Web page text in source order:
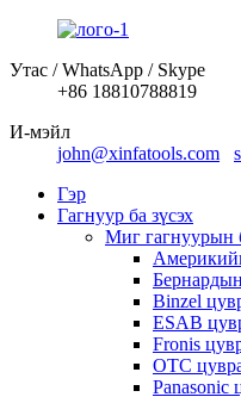
Утас / WhatsApp / Skype
+86 18810788819
И-мэйл
john@xinfatools.com
Гэр
Гагнуур ба зүсэх
Миг гагнуурын
Binzel
ESAB
Fronis
OTC
Panasonic